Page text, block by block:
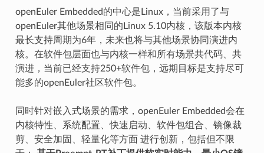
openEuler Embedded的中心是Linux，当前采用了与
openEuler其他场景相同的Linux 5.10内核，该版本内核
最长支持周期为6年，未来也将与其他场景协同演进内
核。在软件包层面也与内核一样和所有场景共代码、共
演进，当前已经支持250+软件包，远期目标是支持尽可
能多的openEuler社区软件包。
同时针对嵌入式场景的需求，openEuler Embedded会在
内核特性、系统配置、快速启动、软件包组合、镜像裁
剪、安全加固、轻量化等方面 进行创新，包括但不限